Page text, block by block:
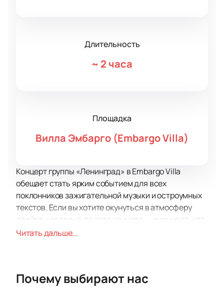
Длительность
~ 2 часа
Площадка
Вилла Эмбарго (Embargo Villa)
Концерт группы «Ленинград» в Embargo Villa
обещает стать ярким событием для всех
поклонников зажигательной музыки и остроумных
текстов. Если вы хотите окунуться в атмосферу
драйва и веселья, то этот концерт — именно то, что
вам нужно. Embargo Villa — это современная
коллективов, как «Ленинград».
Читать дальше...
Почему выбирают нас